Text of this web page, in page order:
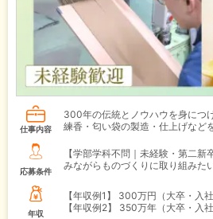
仕事内容
300年の伝統とノウハウを身につ
練香・匂い袋の製造・仕上げなど
応募条件
【学部学科不問｜未経験・第二
みながらものづくりに取り組みた
年収
【年収例1】
300万円（大卒・入社
【年収例2】
350万年（大卒・入